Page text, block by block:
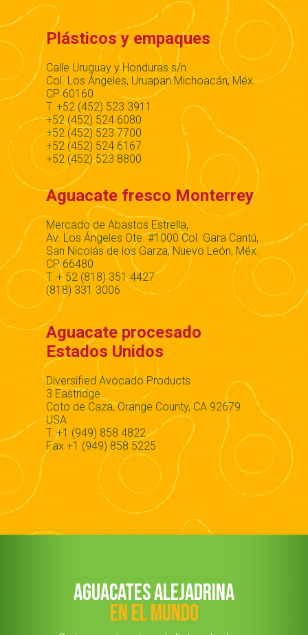
Plásticos y empaques
Calle Uruguay y Honduras s/n
Col. Los Ángeles, Uruapan Michoacán, Méx.
CP 60160
T. +52 (452) 523 3911
+52 (452) 524 6080
+52 (452) 523 7700
+52 (452) 524 6167
+52 (452) 523 8800
Aguacate fresco Monterrey
Mercado de Abastos Estrella,
Av. Los Ángeles Ote. #1000 Col. Gara Cantú,
San Nicolás de los Garza, Nuevo León, Méx.
CP 66480
T. + 52 (818) 351 4427
(818) 331 3006
Aguacate procesado
Estados Unidos
Diversified Avocado Products
3 Eastridge
Coto de Caza, Orange County, CA 92679
USA
T. +1 (949) 858 4822
Fax +1 (949) 858 5225
AGUACATES ALEJADRINA
EN EL MUNDO